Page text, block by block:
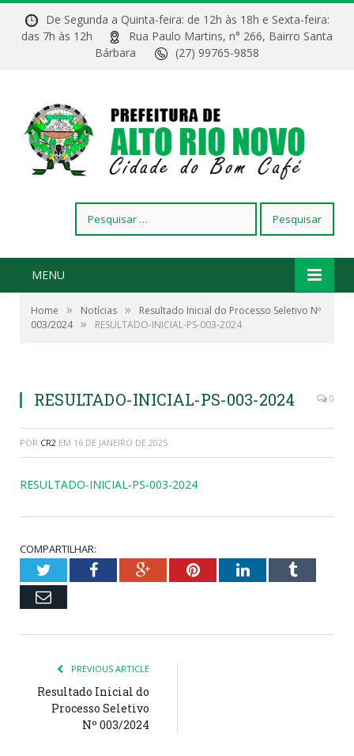
De Segunda a Quinta-feira: de 12h às 18h e Sexta-feira:
das 7h às 12h
Rua Paulo Martins, n° 266, Bairro Santa
Bárbara
(27) 99765-9858
por:
MENU
Home » Notícias »
Resultado Inicial do Processo Seletivo Nº
003/2024 » RESULTADO-INICIAL-PS-003-2024
RESULTADO-INICIAL-PS-003-2024 0
POR CR2 EM 16 DE JANEIRO DE 2025
RESULTADO-INICIAL-PS-003-2024
COMPARTILHAR:
TwitterFacebookGoogle+PinterestLinkedInTumblr
Email
PREVIOUS ARTICLE
Resultado Inicial do
Processo Seletivo
Nº 003/2024